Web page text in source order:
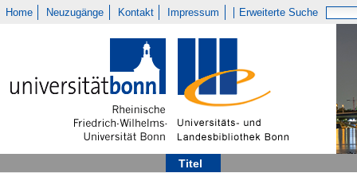
Home Neuzugänge Kontakt Impressum Erweiterte Suche
Titel